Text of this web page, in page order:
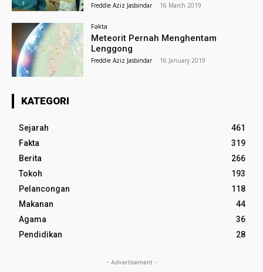
Freddie Aziz Jasbindar - 16 March 2019
Fakta
Meteorit Pernah Menghentam
Lenggong
Freddie Aziz Jasbindar - 16 January 2019
KATEGORI
Sejarah
461
Fakta
319
Berita
266
Tokoh
193
Pelancongan
118
Makanan
44
Agama
36
Pendidikan
28
- Advertisement -